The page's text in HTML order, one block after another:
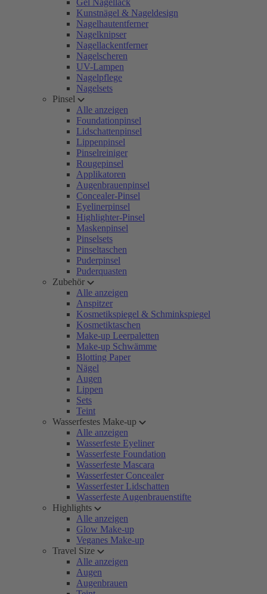
Gel Nagellack
Kunstnägel & Nageldesign
Nagelhautentferner
Nagelknipser
Nagellackentferner
Nagelscheren
UV-Lampen
Nagelpflege
Nagelsets
Pinsel
Alle anzeigen
Foundationpinsel
Lidschattenpinsel
Lippenpinsel
Pinselreiniger
Rougepinsel
Applikatoren
Augenbrauenpinsel
Concealer-Pinsel
Eyelinerpinsel
Highlighter-Pinsel
Maskenpinsel
Pinselsets
Pinseltaschen
Puderpinsel
Puderquasten
Zubehör
Alle anzeigen
Anspitzer
Kosmetikspiegel & Schminkspiegel
Kosmetiktaschen
Make-up Leerpaletten
Make-up Schwämme
Blotting Paper
Nägel
Augen
Lippen
Sets
Teint
Wasserfestes Make-up
Alle anzeigen
Wasserfeste Eyeliner
Wasserfeste Foundation
Wasserfeste Mascara
Wasserfester Concealer
Wasserfester Lidschatten
Wasserfeste Augenbrauenstifte
Highlights
Alle anzeigen
Glow Make-up
Veganes Make-up
Travel Size
Alle anzeigen
Augen
Augenbrauen